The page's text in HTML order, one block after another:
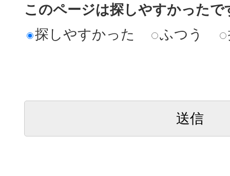
このページは探しやすかったで
探しやすかった
ふつう